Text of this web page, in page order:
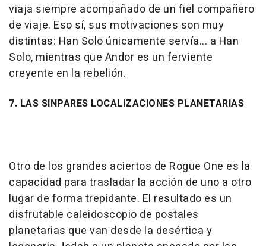
viaja siempre acompañado de un fiel compañero
de viaje. Eso sí, sus motivaciones son muy
distintas: Han Solo únicamente servía... a Han
Solo, mientras que Andor es un ferviente
creyente en la rebelión.
7. LAS SINPARES LOCALIZACIONES PLANETARIAS
Otro de los grandes aciertos de Rogue One es la
capacidad para trasladar la acción de uno a otro
lugar de forma trepidante. El resultado es un
disfrutable caleidoscopio de postales
planetarias que van desde la desértica y